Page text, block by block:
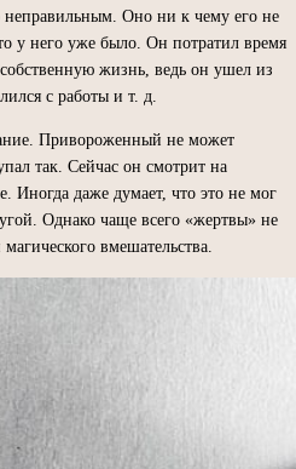
неправильным. Оно ни к чему его не
у него уже было. Он потратил время
жизнь, ведь он ушел из
с работы и т. д.
Привороженный не может
так. Сейчас он смотрит на
Иногда даже думает, что это не мог
Однако чаще всего «жертвы» не
вмешательства.